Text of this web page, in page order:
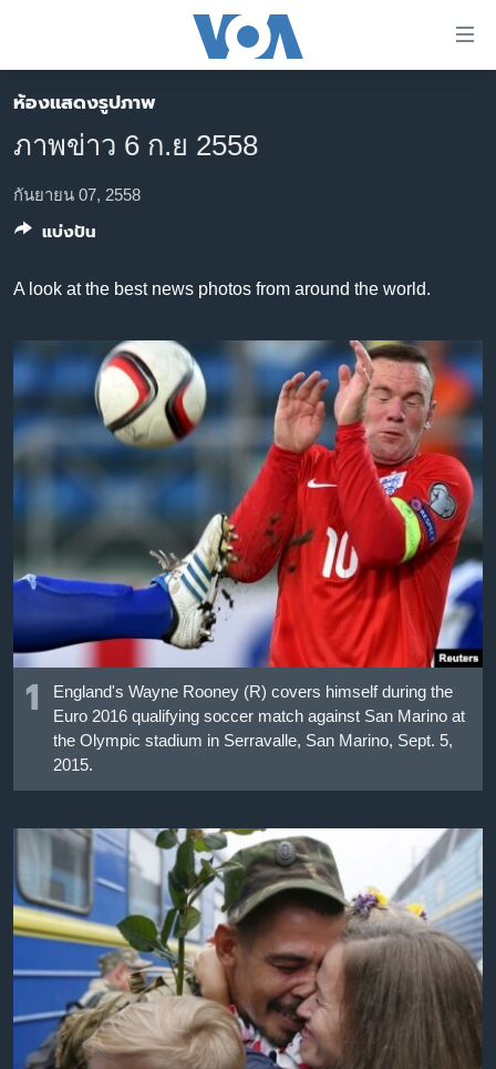
ต่อ
ไป
ข้าม
หน้า
ข้าม
การ
ค้นหา
หน้าหลัก
โลก
เอเชีย
สหรัฐฯ
ไทย
วิทยาศาสตร์
สังคมและสุขภาพ
ไลฟ์สไตล์
ตรวจสอบข่าว
เรียนรู้ภาษาอังกฤษ
พอดคาสต์
ติดตามเรา
เลือกภาษา
ห้องแสดงรูปภาพ
ภาพข่าว 6 ก.ย 2558
กันยายน 07, 2558
A look at the best news photos from around the world.
1
England's Wayne Rooney (R) covers himself during the
Euro 2016 qualifying soccer match against San Marino at
the Olympic stadium in Serravalle, San Marino, Sept. 5,
2015.
แบ่งปัน